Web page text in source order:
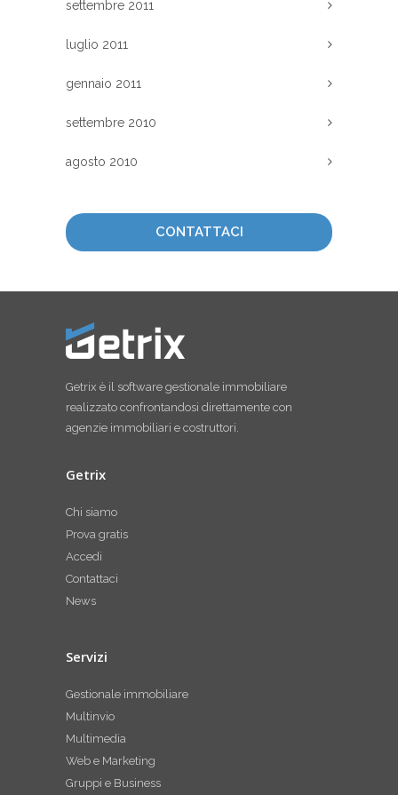
settembre 2011
luglio 2011
gennaio 2011
settembre 2010
agosto 2010
CONTATTACI
Getrix è il software gestionale immobiliare
realizzato confrontandosi direttamente con
agenzie immobiliari e costruttori.
Getrix
Chi siamo
Prova gratis
Accedi
Contattaci
News
Servizi
Gestionale immobiliare
Multinvio
Multimedia
Web e Marketing
Gruppi e Business